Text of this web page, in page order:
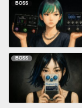
BOSS
BOSS